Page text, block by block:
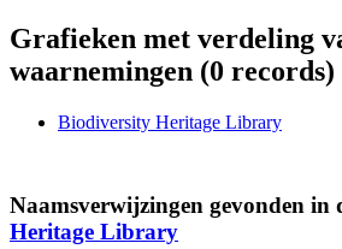
Grafieken met verdeling
waarnemingen (0 records)
Biodiversity Heritage Library
Naamsverwijzingen gevonden in
Heritage Library